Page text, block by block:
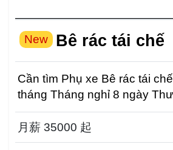
New Bê rác tái chế
Cần tìm Phụ xe Bê rác tái chế Lương 35000/
tháng Tháng nghỉ 8 ngày Thưởng ba lễ lớn,
thời gi...
月薪 35000 起